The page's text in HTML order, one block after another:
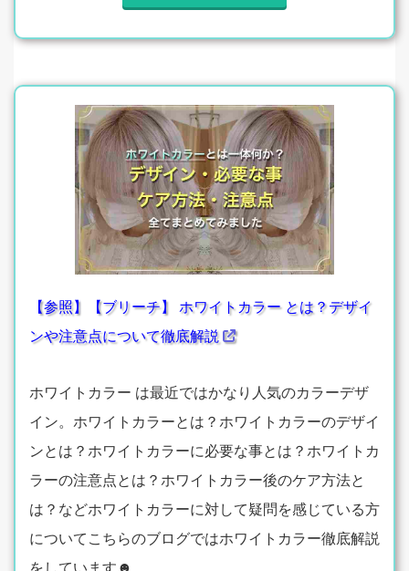
【参照】【ブリーチ】 ホワイトカラー とは？デザイ
ンや注意点について徹底解説
ホワイトカラー は最近ではかなり人気のカラーデザ
イン。ホワイトカラーとは？ホワイトカラーのデザイ
ンとは？ホワイトカラーに必要な事とは？ホワイトカ
ラーの注意点とは？ホワイトカラー後のケア方法と
は？などホワイトカラーに対して疑問を感じている方
についてこちらのブログではホワイトカラー徹底解説
をしています☻